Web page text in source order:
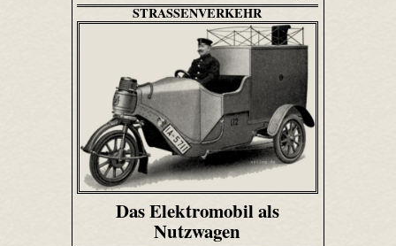
STRASSENVERKEHR
Das Elektromobil als
Nutzwagen